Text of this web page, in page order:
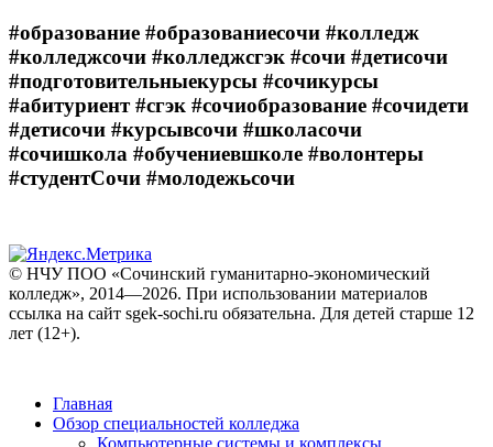
#образование #образованиесочи #колледж
#колледжсочи #колледжсгэк #сочи #детисочи
#подготовительныекурсы #сочикурсы
#абитуриент #сгэк #сочиобразование #сочидети
#детисочи #курсывсочи #школасочи
#сочишкола #обучениевшколе #волонтеры
#студентСочи #молодежьсочи
© НЧУ ПОО «Сочинский гуманитарно-экономический
колледж», 2014—2026. При использовании материалов
ссылка на сайт sgek-sochi.ru обязательна. Для детей старше 12
лет (12+).
Главная
Обзор специальностей колледжа
Компьютерные системы и комплексы